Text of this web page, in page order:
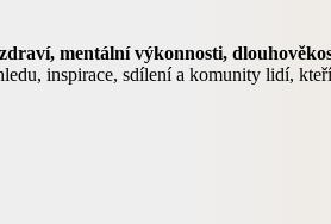
mentální výkonnosti,
inspirace, sdílení a komunity lidí,